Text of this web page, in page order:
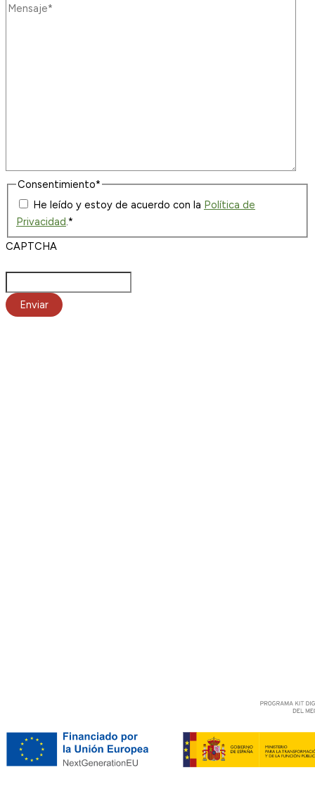
Consentimiento*
He leído y estoy de acuerdo con la Política de
Privacidad.*
CAPTCHA